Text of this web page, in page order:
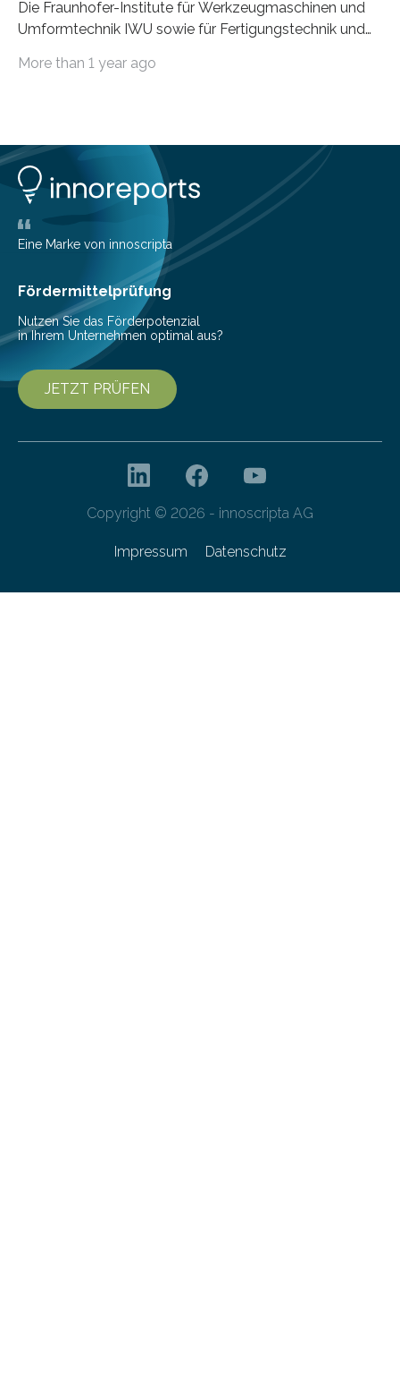
Die Fraunhofer-Institute für Werkzeugmaschinen und
Umformtechnik IWU sowie für Fertigungstechnik und
Durchbruch in der Materialforschung erzielt: Der
partikelgefüllten Hohlkugeln erreicht HoverLIGHT einen
bisher unerreichten Eigenschaftsmix aus Leichtigkeit,
Steifigkeit und Schwingungsdämpfung. In einem
Gemeinschaftsprojekt mit einem Industriepartner
gelang nun erstmals der Nachweis, dass HoverLIGHT
bei Serienmaschinen Schwingungen um den Faktor 3
besser dämpft. Und das bei einer Gewichtseinsparung
von 20…
More than 1 year ago
Eine Marke von innoscripta
Fördermittelprüfung
Nutzen Sie das Förderpotenzial
in Ihrem Unternehmen optimal aus?
JETZT PRÜFEN
Copyright © 2026 - innoscripta AG
Impressum Datenschutz